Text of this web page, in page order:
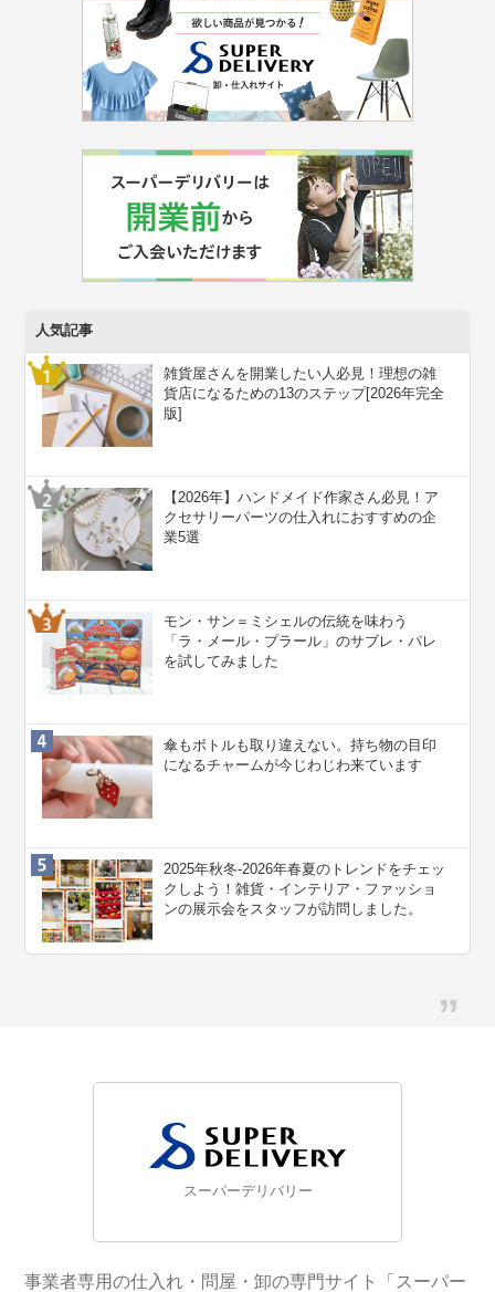
人気記事
雑貨屋さんを開業したい人必見！理想の雑
貨店になるための13のステップ[2026年完全
版]
【2026年】ハンドメイド作家さん必見！ア
クセサリーパーツの仕入れにおすすめの企
業5選
モン・サン＝ミシェルの伝統を味わう
「ラ・メール・プラール」のサブレ・パレ
を試してみました
傘もボトルも取り違えない。持ち物の目印
になるチャームが今じわじわ来ています
2025年秋冬-2026年春夏のトレンドをチェッ
クしよう！雑貨・インテリア・ファッショ
ンの展示会をスタッフが訪問しました。
スーパーデリバリー
事業者専用の仕入れ・問屋・卸の専門サイト「スーパー